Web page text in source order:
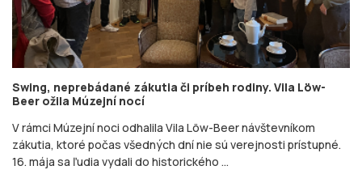
Swing, neprebádané zákutia či príbeh rodiny. Vila Löw-
Beer ožila Múzejní nocí
V rámci Múzejní noci odhalila Vila Löw-Beer návštevníkom
zákutia, ktoré počas všedných dní nie sú verejnosti prístupné.
16. mája sa ľudia vydali do historického ...